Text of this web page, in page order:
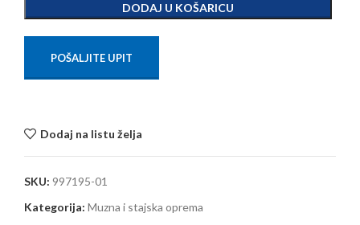
DODAJ U KOŠARICU
POŠALJITE UPIT
Dodaj na listu želja
SKU: 997195-01
Kategorija: Muzna i stajska oprema